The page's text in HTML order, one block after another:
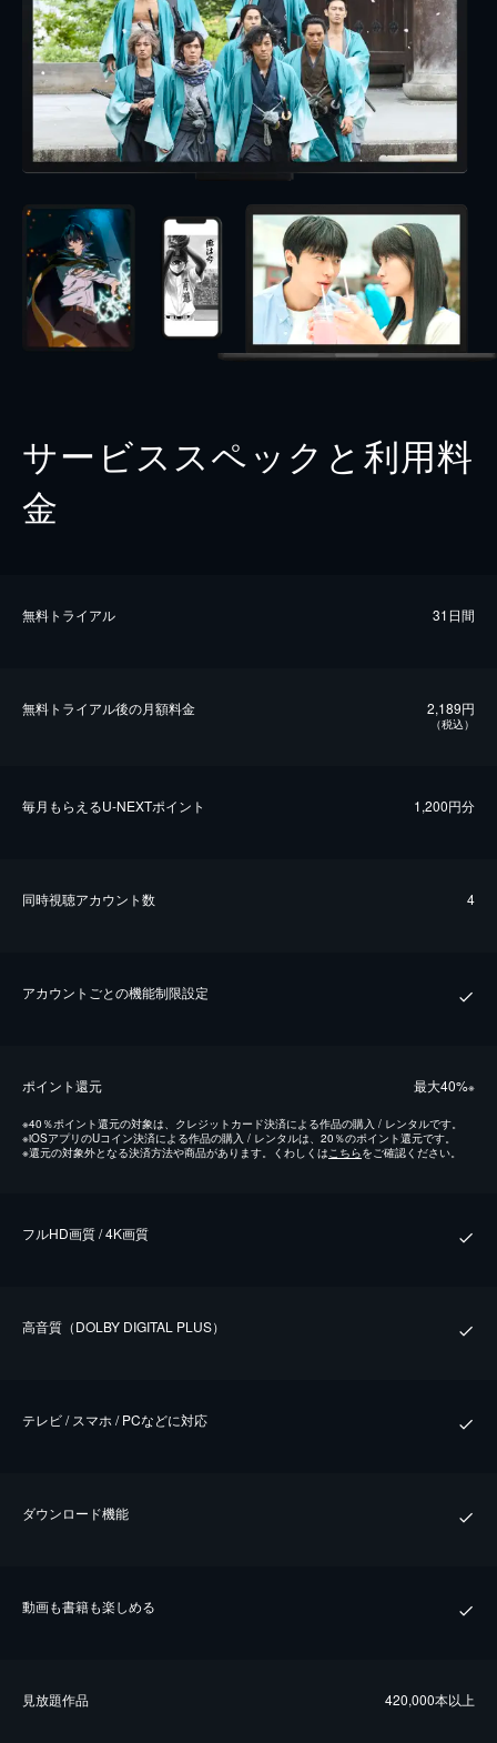
サービススペックと利用料
金
無料トライアル 31日間
無料トライアル後の⽉額料金 2,189円
（税込）
毎⽉もらえるU-NEXTポイント 1,200円分
同時視聴アカウント数 4
アカウントごとの機能制限設定
ポイント還元 最⼤40%※
※40％ポイント還元の対象は、クレジットカード決済による作品の購入 / レンタルです。
※iOSアプリのUコイン決済による作品の購入 / レンタルは、20％のポイント還元です。
※還元の対象外となる決済方法や商品があります。くわしくは こちらをご確認ください。
フルHD画質 / 4K画質
⾼⾳質（DOLBY DIGITAL PLUS）
テレビ / スマホ / PCなどに対応
ダウンロード機能
動画も書籍も楽しめる
⾒放題作品 420,000本以上